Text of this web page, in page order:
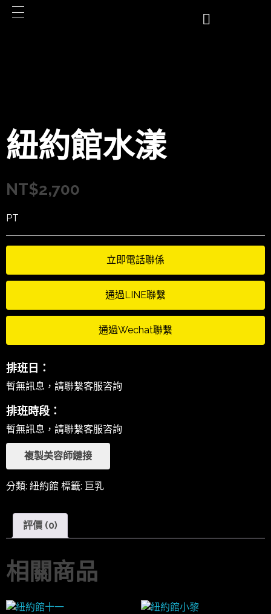
紐約館水漾
NT$2,700
PT
立即電話聯係
通過LINE聯繫
通過Wechat聯繫
排班日：
暫無訊息，請聯繫客服咨詢
排班時段：
暫無訊息，請聯繫客服咨詢
複製美容師鏈接
分類: 紐約館 標籤: 巨乳
評價 (0)
相關商品